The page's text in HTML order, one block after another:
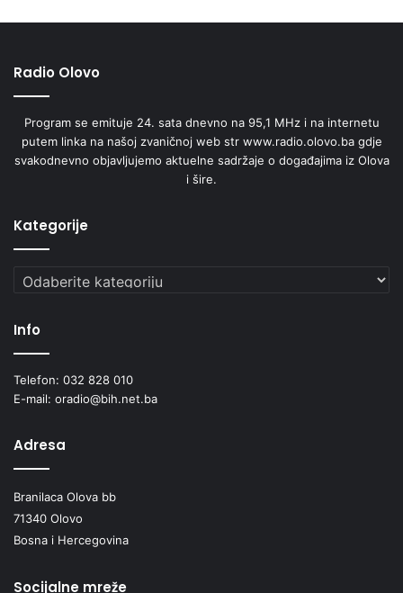
Radio Olovo
Program se emituje 24. sata dnevno na 95,1 MHz i na internetu
putem linka na našoj zvaničnoj web str www.radio.olovo.ba gdje
svakodnevno objavljujemo aktuelne sadržaje o događajima iz Olova
i šire.
Kategorije
Kategorije
Info
Telefon: 032 828 010
E-mail: oradio@bih.net.ba
Adresa
Branilaca Olova bb
71340 Olovo
Bosna i Hercegovina
Socijalne mreže